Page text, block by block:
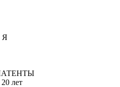
Я
ПАТЕНТЫ
лет